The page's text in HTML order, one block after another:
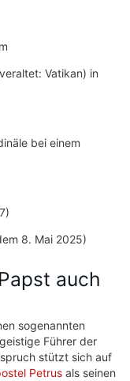
Vatikan) in
bei einem
8. Mai 2025)
auch
sogenannten
Führer der
stützt sich auf
Petrus als seinen